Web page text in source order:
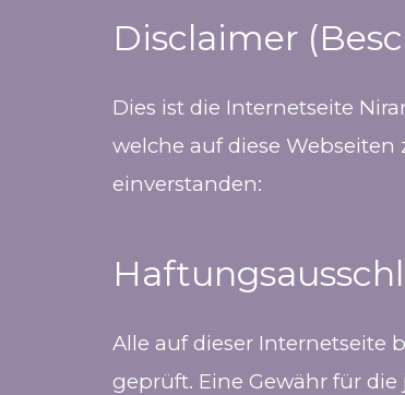
Disclaimer
Dies ist die Internetseite
welche auf diese
einverstanden:
Alle auf dieser Internetseite
geprüft. Eine Gewähr für